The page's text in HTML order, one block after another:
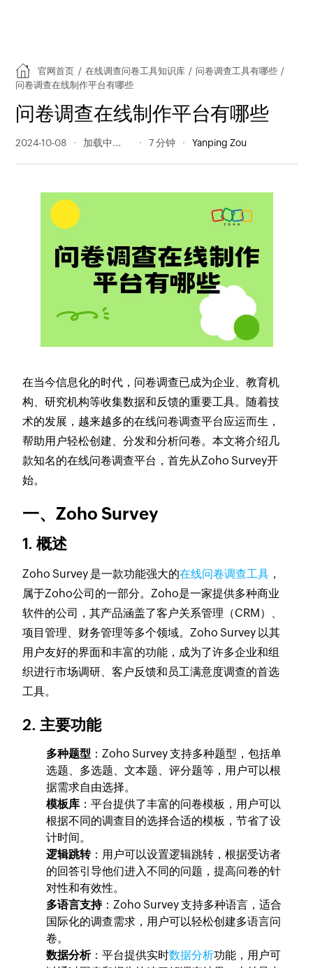
官网首页 / 在线调查问卷工具知识库 / 问卷调查工具有哪些 /
问卷调查在线制作平台有哪些
问卷调查在线制作平台有哪些
2024-10-08 895 阅读量 7 分钟 Yanping Zou
在当今信息化的时代，问卷调查已成为企业、教育机
构、研究机构等收集数据和反馈的重要工具。随着技
术的发展，越来越多的在线问卷调查平台应运而生，
帮助用户轻松创建、分发和分析问卷。本文将介绍几
款知名的在线问卷调查平台，首先从Zoho Survey开
始。
一、Zoho Survey
1. 概述
Zoho Survey 是一款功能强大的在线问卷调查工具 ，
属于Zoho公司的一部分。Zoho是一家提供多种商业
软件的公司，其产品涵盖了客户关系管理（CRM）、
项目管理、财务管理等多个领域。Zoho Survey 以其
用户友好的界面和丰富的功能，成为了许多企业和组
织进行市场调研、客户反馈和员工满意度调查的首选
工具。
2. 主要功能
多种题型 ：Zoho Survey 支持多种题型，包括单
选题、多选题、文本题、评分题等，用户可以根
据需求自由选择。
模板库 ：平台提供了丰富的问卷模板，用户可以
根据不同的调查目的选择合适的模板，节省了设
计时间。
逻辑跳转：用户可以设置逻辑跳转，根据受访者
的回答引导他们进入不同的问题，提高问卷的针
对性和有效性。
多语言支持：Zoho Survey 支持多种语言，适合
国际化的调查需求，用户可以轻松创建多语言问
卷。
数据分析：平台提供实时数据分析功能，用户可